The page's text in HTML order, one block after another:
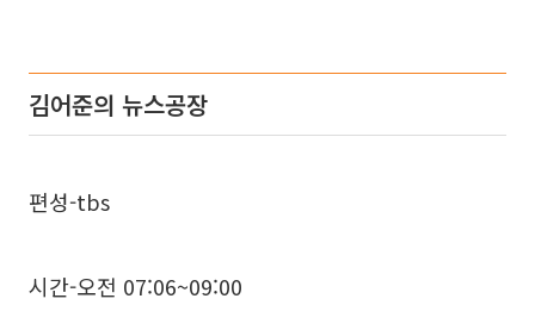
김어준의 뉴스공장
편성-tbs
시간-오전 07:06~09:00